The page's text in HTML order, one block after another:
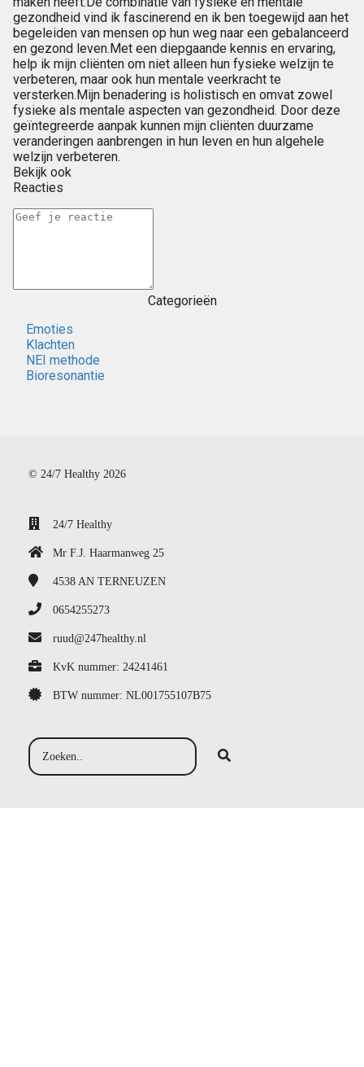
gezondheid vind ik fascinerend en ik ben toegewijd aan het
begeleiden van mensen op hun weg naar een gebalanceerd
en gezond leven.Met een diepgaande kennis en ervaring,
help ik mijn cliënten om niet alleen hun fysieke welzijn te
verbeteren, maar ook hun mentale veerkracht te
versterken.Mijn benadering is holistisch en omvat zowel
fysieke als mentale aspecten van gezondheid. Door deze
geïntegreerde aanpak kunnen mijn cliënten duurzame
veranderingen aanbrengen in hun leven en hun algehele
welzijn verbeteren.
Bekijk ook
Reacties
Categorieën
Emoties
Klachten
NEI methode
Bioresonantie
© 24/7 Healthy 2026
24/7 Healthy
Mr F.J. Haarmanweg 25
4538 AN TERNEUZEN
0654255273
ruud@247healthy.nl
KvK nummer: 24241461
BTW nummer: NL001755107B75